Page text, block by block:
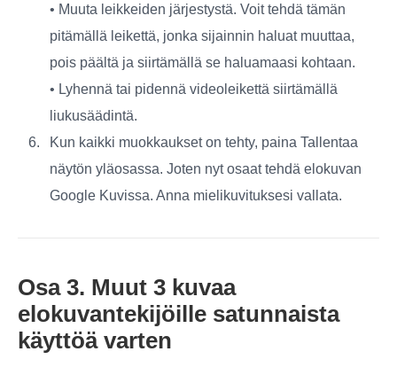
• Muuta leikkeiden järjestystä. Voit tehdä tämän
pitämällä leikettä, jonka sijainnin haluat muuttaa,
pois päältä ja siirtämällä se haluamaasi kohtaan.
• Lyhennä tai pidennä videoleikettä siirtämällä
liukusäädintä.
Kun kaikki muokkaukset on tehty, paina Tallentaa
näytön yläosassa. Joten nyt osaat tehdä elokuvan
Google Kuvissa. Anna mielikuvituksesi vallata.
Osa 3. Muut 3 kuvaa
elokuvantekijöille satunnaista
käyttöä varten